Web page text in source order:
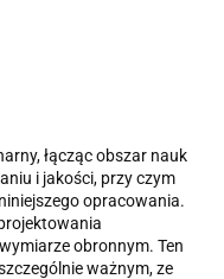
łącząc obszar nauk
i jakości, przy czym
opracowania.
obronnym. Ten
ważnym, ze